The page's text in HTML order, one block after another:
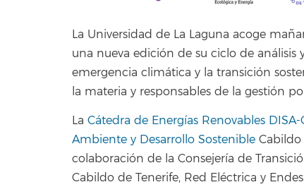
La Universidad de La Laguna acoge
una nueva edición de su ciclo de análisis
emergencia climática y la transición
la materia y responsables de la gestión
La Cátedra de Energías Renovables
Ambiente y Desarrollo Sostenible Cabildo
colaboración de la Consejería de
Cabildo de Tenerife, Red Eléctrica y